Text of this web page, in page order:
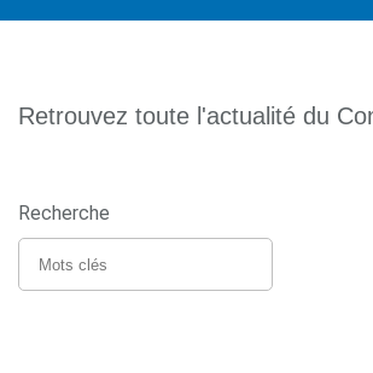
Retrouvez toute l'actualité du
Recherche